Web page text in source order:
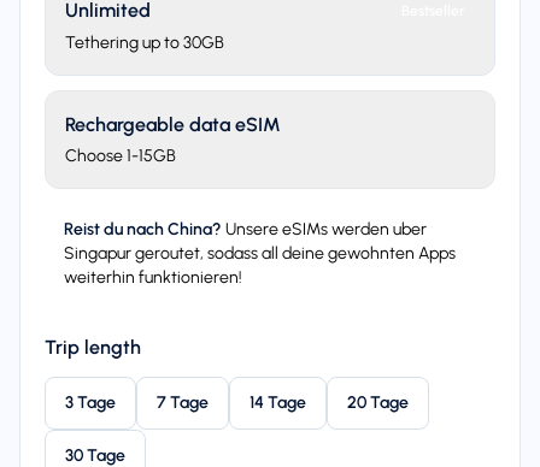
Unlimited
Tethering up to 30GB
Rechargeable data eSIM
Choose 1-15GB
Reist du nach China? Unsere eSIMs werden uber
Singapur geroutet, sodass all deine gewohnten Apps
weiterhin funktionieren!
Trip length
3 Tage 7 Tage 14 Tage 20 Tage
30 Tage